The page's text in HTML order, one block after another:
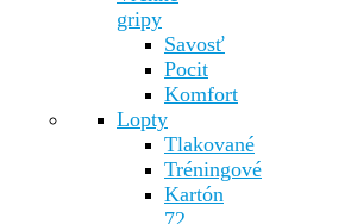
gripy
Savosť
Pocit
Komfort
Lopty
Tlakované
Tréningové
Kartón
72